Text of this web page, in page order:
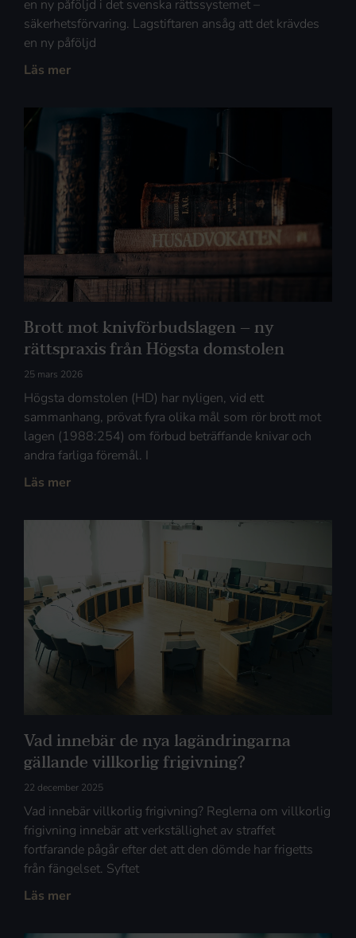
en ny påföljd i det svenska rättssystemet –
säkerhetsförvaring. Lagstiftaren ansåg att det krävdes
en ny påföljd
Läs mer
Brott mot knivförbudslagen – ny
rättspraxis från Högsta domstolen
25 mars 2026
Högsta domstolen (HD) har nyligen, vid ett
sammanhang, prövat fyra olika mål som rör brott mot
lagen (1988:254) om förbud beträffande knivar och
andra farliga föremål. I
Läs mer
Vad innebär de nya lagändringarna
gällande villkorlig frigivning?
22 december 2025
Vad innebär villkorlig frigivning? Reglerna om villkorlig
frigivning innebär att verkställighet av straffet
fortfarande pågår efter det att den dömde har frigetts
från fängelset. Syftet
Läs mer